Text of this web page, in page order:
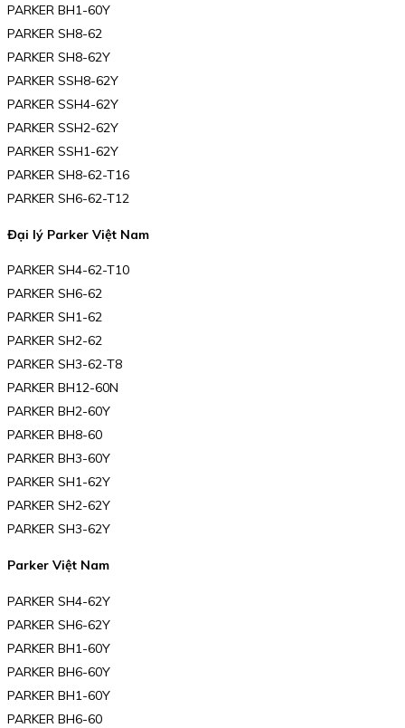
PARKER BH1-60Y
PARKER SH8-62
PARKER SH8-62Y
PARKER SSH8-62Y
PARKER SSH4-62Y
PARKER SSH2-62Y
PARKER SSH1-62Y
PARKER SH8-62-T16
PARKER SH6-62-T12
Đại lý Parker Việt Nam
PARKER SH4-62-T10
PARKER SH6-62
PARKER SH1-62
PARKER SH2-62
PARKER SH3-62-T8
PARKER BH12-60N
PARKER BH2-60Y
PARKER BH8-60
PARKER BH3-60Y
PARKER SH1-62Y
PARKER SH2-62Y
PARKER SH3-62Y
Parker Việt Nam
PARKER SH4-62Y
PARKER SH6-62Y
PARKER BH1-60Y
PARKER BH6-60Y
PARKER BH1-60Y
PARKER BH6-60